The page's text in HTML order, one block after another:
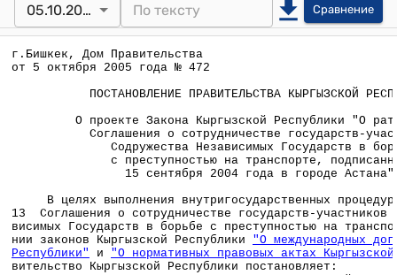
05.10.2005 Сравнение